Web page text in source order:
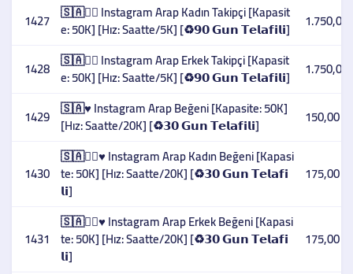
1427 🇸🇦👳‍♀️ Instagram Arap Kadın Takipçi [Kapasit
e: 50K] [Hız: Saatte/5K] [♻️𝟵𝟬 𝗚𝘂𝗻 𝗧𝗲𝗹𝗮𝗳𝗶𝗹𝗶] 1.750,00
1428 🇸🇦👳‍♂️ Instagram Arap Erkek Takipçi [Kapasit
e: 50K] [Hız: Saatte/5K] [♻️𝟵𝟬 𝗚𝘂𝗻 𝗧𝗲𝗹𝗮𝗳𝗶𝗹𝗶] 1.750,00
1429 🇸🇦♥️ Instagram Arap Beğeni [Kapasite: 50K]
[Hız: Saatte/20K] [♻️𝟯𝟬 𝗚𝘂𝗻 𝗧𝗲𝗹𝗮𝗳𝗶𝗹𝗶] 150,00 TL
1430
🇸🇦👳‍♀️♥️ Instagram Arap Kadın Beğeni [Kapasi
te: 50K] [Hız: Saatte/20K] [♻️𝟯𝟬 𝗚𝘂𝗻 𝗧𝗲𝗹𝗮𝗳𝗶
𝗹𝗶]
175,00 TL
1431
🇸🇦👳‍♂️♥️ Instagram Arap Erkek Beğeni [Kapasi
te: 50K] [Hız: Saatte/20K] [♻️𝟯𝟬 𝗚𝘂𝗻 𝗧𝗲𝗹𝗮𝗳𝗶
𝗹𝗶]
175,00 TL